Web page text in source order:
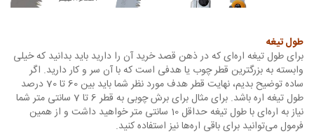
طول تیغه
برای طول تیغه‌ اره‌ای که در ذهن قصد خرید آن را دارید باید بدانید که خیلی
وابسته به بزرگترین قطر چوب یا هدفی است که با آن سر و کار دارید. اگر
ساده توضیح بدیم، نهایت قطر هدف مورد نظر شما باید بین 60 تا 70 درصد
طول تیغه اره باشد. برای مثال برای برش چوبی به قطر 6 تا 7 سانتی متر شما
نیاز به اره‌ای با طول تیغه حداقل 10 سانتی متر خواهید داشت و از همین
فرمول می‌توانید برای باقی اره‌ها نیز استفاده کنید.